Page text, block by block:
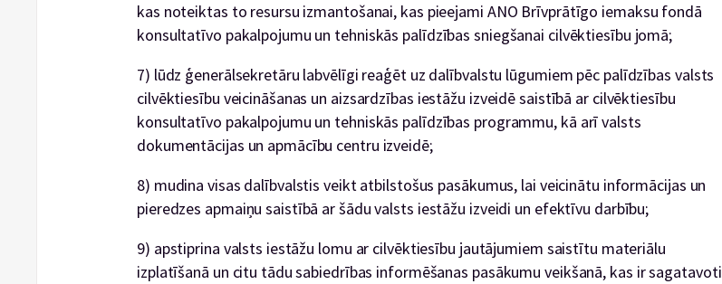
kas noteiktas to resursu izmantošanai, kas pieejami ANO Brīvprātīgo iemaksu fondā
konsultatīvo pakalpojumu un tehniskās palīdzības sniegšanai cilvēktiesību jomā;
7) lūdz ģenerālsekretāru labvēlīgi reaģēt uz dalībvalstu lūgumiem pēc palīdzības valsts
cilvēktiesību veicināšanas un aizsardzības iestāžu izveidē saistībā ar cilvēktiesību
konsultatīvo pakalpojumu un tehniskās palīdzības programmu, kā arī valsts
dokumentācijas un apmācību centru izveidē;
8) mudina visas dalībvalstis veikt atbilstošus pasākumus, lai veicinātu informācijas un
pieredzes apmaiņu saistībā ar šādu valsts iestāžu izveidi un efektīvu darbību;
9) apstiprina valsts iestāžu lomu ar cilvēktiesību jautājumiem saistītu materiālu
izplatīšanā un citu tādu sabiedrības informēšanas pasākumu veikšanā, kas ir sagatavoti